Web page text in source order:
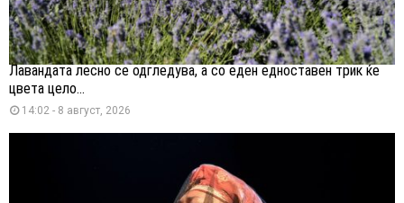
Лавандата лесно се одгледува, а со еден едноставен трик ќе
цвета цело...
14:02 - 8 август, 2026